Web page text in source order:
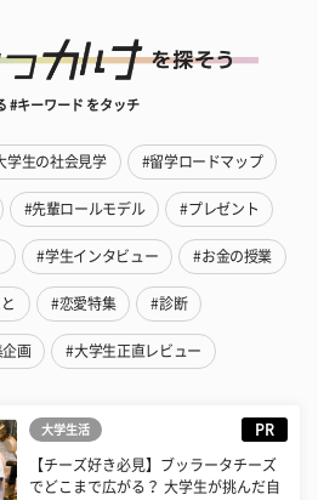
#キーワード をタッチ
学生の社会見学 #留学ロードマップ
#先輩ロールモデル #プレゼント
#学生インタビュー #お金の授業
#恋愛特集 #診断
画 #大学生正直レビュー
大学生活 PR
【チーズ好き必見】ブッラータチーズ
でどこまで広がる？ 大学生が挑んだ自